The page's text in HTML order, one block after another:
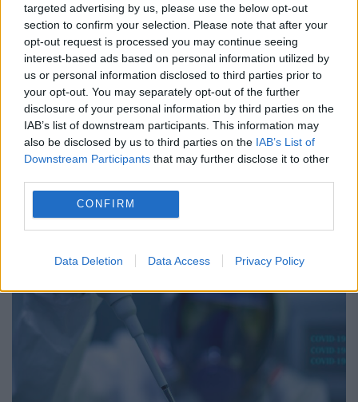
targeted advertising by us, please use the below opt-out
section to confirm your selection. Please note that after your
opt-out request is processed you may continue seeing
interest-based ads based on personal information utilized by
us or personal information disclosed to third parties prior to
your opt-out. You may separately opt-out of the further
disclosure of your personal information by third parties on the
IAB’s list of downstream participants. This information may
also be disclosed by us to third parties on the IAB’s List of
Downstream Participants that may further disclose it to other
CONFIRM
Data Deletion Data Access Privacy Policy
Alertă epidemiologică în România.
Sunt deja opt morți
30 IANUARIE 2025
Institutul Național de Sănătate Publică
(INSP) a emis o alertă epidemiologică din
cauza creșterii continue a numărului de
persoane cu infecții respiratorii. Numărul
persoanelor infectate au depăşirt media